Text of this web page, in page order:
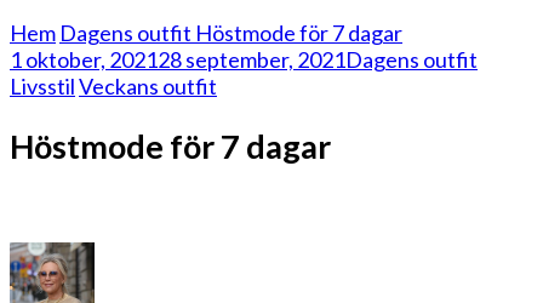
Hem Dagens outfit Höstmode för 7 dagar
1 oktober, 202128 september, 2021Dagens outfit
LivsstilVeckans outfit
Höstmode för 7 dagar